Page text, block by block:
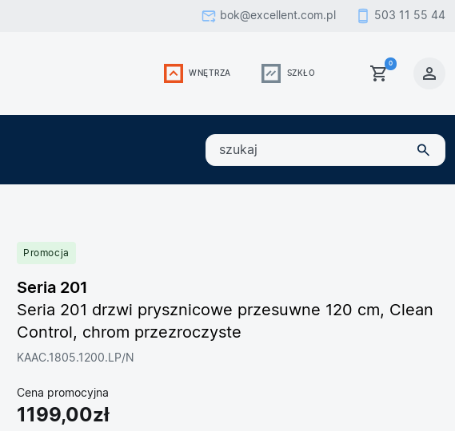
bok@excellent.com.pl 503 11 55 44
WNĘTRZA SZKŁO
0
szukaj
Promocja
Seria 201
Seria 201 drzwi prysznicowe przesuwne 120 cm, Clean
Control, chrom przezroczyste
KAAC.1805.1200.LP/N
Cena promocyjna
1199,00zł